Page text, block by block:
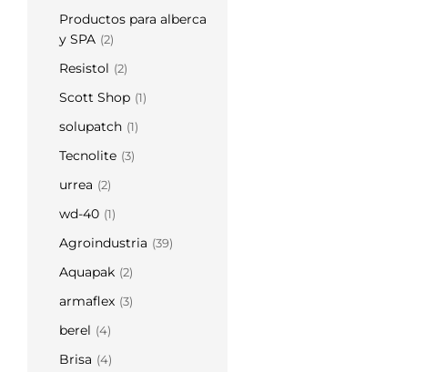
Productos para alberca
y SPA (2)
Resistol (2)
Scott Shop (1)
solupatch (1)
Tecnolite (3)
urrea (2)
wd-40 (1)
Agroindustria (39)
Aquapak (2)
armaflex (3)
berel (4)
Brisa (4)